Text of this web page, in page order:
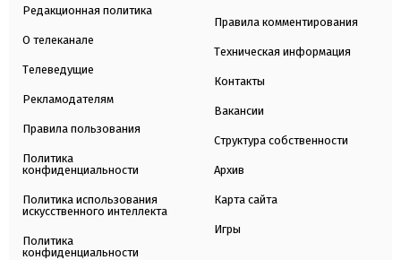
Редакционная политика
О телеканале
Телеведущие
Рекламодателям
Правила пользования
Политика
конфиденциальности
Политика использования
искусственного интеллекта
Политика
конфиденциальности
Правила комментирования
Техническая информация
Контакты
Вакансии
Структура собственности
Архив
Карта сайта
Игры